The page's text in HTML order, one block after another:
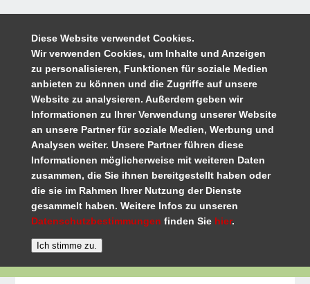
Diese Website verwendet Cookies.
Wir verwenden Cookies, um Inhalte und Anzeigen
zu personalisieren, Funktionen für soziale Medien
anbieten zu können und die Zugriffe auf unsere
Website zu analysieren. Außerdem geben wir
Informationen zu Ihrer Verwendung unserer Website
an unsere Partner für soziale Medien, Werbung und
Analysen weiter. Unsere Partner führen diese
Informationen möglicherweise mit weiteren Daten
zusammen, die Sie ihnen bereitgestellt haben oder
die sie im Rahmen Ihrer Nutzung der Dienste
gesammelt haben. Weitere Infos zu unseren
Datenschutzbestimmungen finden Sie hier.